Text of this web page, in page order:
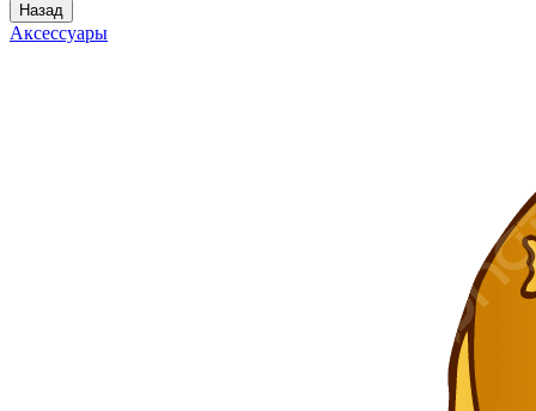
Назад
Аксессуары